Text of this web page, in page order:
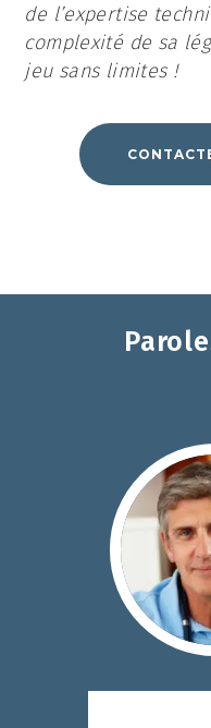
de l’expertise
complexité de sa
jeu sans limites !